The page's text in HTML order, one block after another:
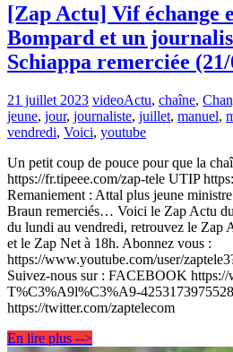
[Zap Actu] Vif échange
Bompard et un
Schiappa remerciée
21 juillet 2023 videoActu, chaîne,
jeune, jour, journaliste, juillet, manuel,
vendredi, Voici, youtube
Un petit coup de pouce pour que la
https://fr.tipeee.com/zap-tele UTIP
Remaniement : Attal plus jeune
Braun remerciés… Voici le Zap Actu
du lundi au vendredi, retrouvez le Zap
et le Zap Net à 18h. Abonnez vous :
https://www.youtube.com/user/
Suivez-nous sur : FACEBOOK
T%C3%A9l%C3%A9-
https://twitter.com/zaptelecom
En lire plus -->